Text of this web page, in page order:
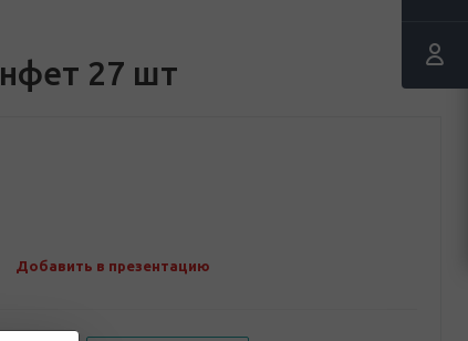
27 шт
Добавить в презентацию